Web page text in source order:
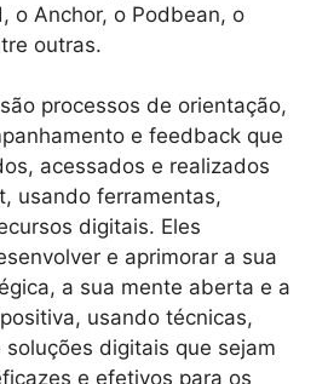
o Anchor, o Podbean, o
outras.
processos de orientação,
e feedback que
acessados e realizados
usando ferramentas,
digitais. Eles
e aprimorar a sua
a sua mente aberta e a
usando técnicas,
soluções digitais que sejam
e efetivos para os